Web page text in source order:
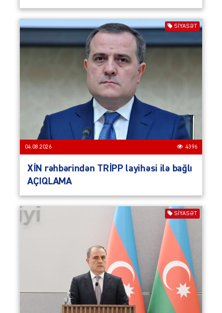
SIYASƏT
04.08.2026 4396
XİN rəhbərindən TRİPP layihəsi ilə bağlı
AÇIQLAMA
SIYASƏT